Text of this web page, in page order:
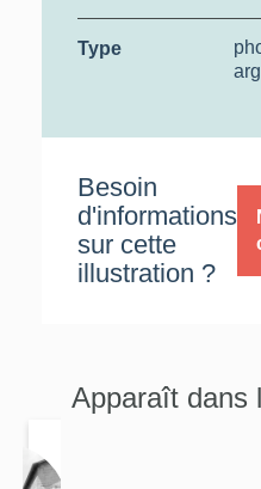
Type
Besoin
d'informations
sur cette
illustration ?
Apparaît dans